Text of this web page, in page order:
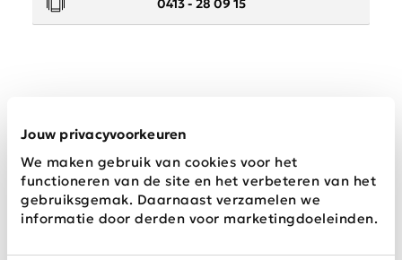
Jouw privacyvoorkeuren
We maken gebruik van cookies voor het
functioneren van de site en het verbeteren van het
gebruiksgemak. Daarnaast verzamelen we
informatie door derden voor marketingdoeleinden.
0413 - 28 09 15
Wij zijn Schijvens mode